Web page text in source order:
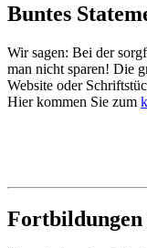
Buntes
Wir sagen: Bei der
man nicht sparen! Die
Website oder
Hier kommen Sie zum